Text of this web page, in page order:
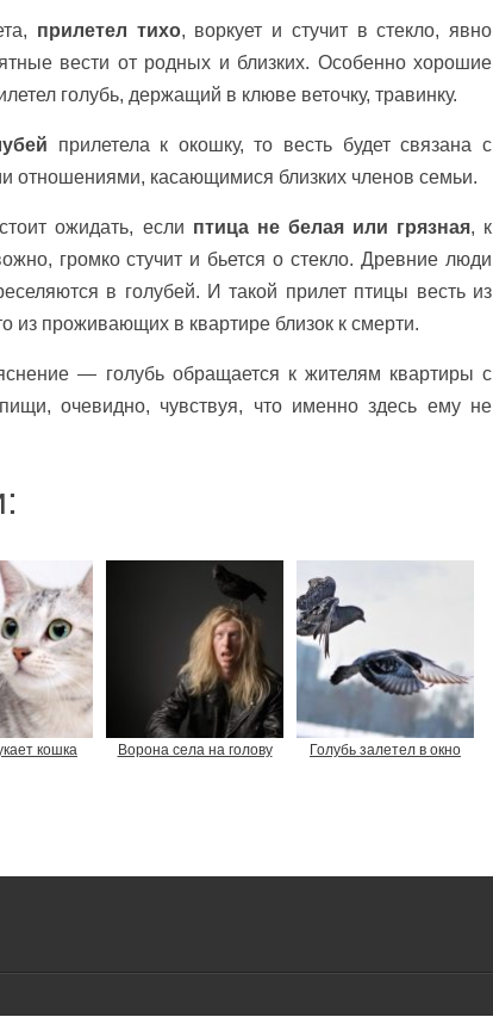
прилетел тихо, воркует и стучит в стекло, явно
вести от родных и близких. Особенно хорошие
голубь, держащий в клюве веточку, травинку.
прилетела к окошку, то весть будет связана с
отношениями, касающимися близких членов семьи.
ожидать, если птица не белая или грязная, к
громко стучит и бьется о стекло. Древние люди
в голубей. И такой прилет птицы весть из
из проживающих в квартире близок к смерти.
— голубь обращается к жителям квартиры с
очевидно, чувствуя, что именно здесь ему не
кошка Ворона села на голову Голубь залетел в окно